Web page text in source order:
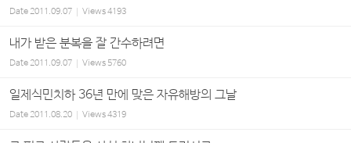
Date2011.09.07 Views4193
내가 받은 분복을 잘 간수하려면
Date2011.09.07 Views 5760
일제식민치하 36년 만에 맞은 자유해방의 그날
Date2011.08.20 Views4319